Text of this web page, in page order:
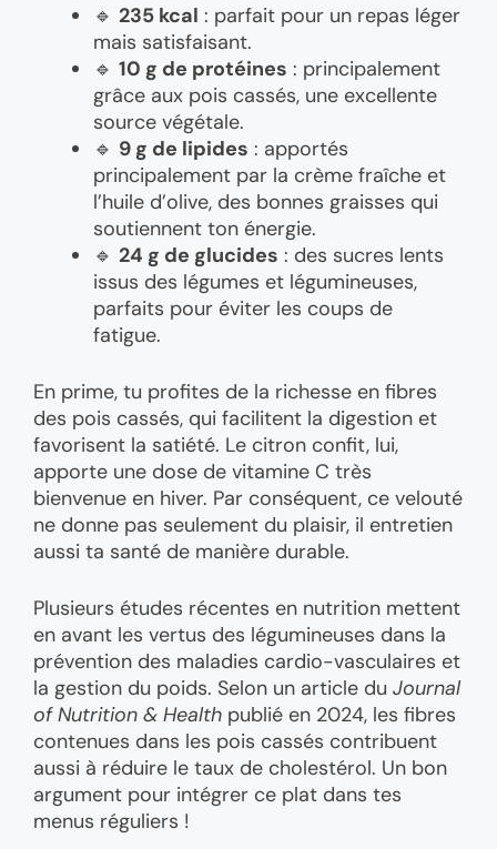
🔹 235 kcal : parfait pour un repas léger
mais satisfaisant.
🔹 10 g de protéines : principalement
grâce aux pois cassés, une excellente
source végétale.
🔹 9 g de lipides : apportés
principalement par la crème fraîche et
l’huile d’olive, des bonnes graisses qui
soutiennent ton énergie.
🔹 24 g de glucides : des sucres lents
issus des légumes et légumineuses,
parfaits pour éviter les coups de
fatigue.
En prime, tu profites de la richesse en fibres
des pois cassés, qui facilitent la digestion et
favorisent la satiété. Le citron confit, lui,
apporte une dose de vitamine C très
bienvenue en hiver. Par conséquent, ce velouté
ne donne pas seulement du plaisir, il entretien
aussi ta santé de manière durable.
Plusieurs études récentes en nutrition mettent
en avant les vertus des légumineuses dans la
prévention des maladies cardio-vasculaires et
la gestion du poids. Selon un article du Journal
of Nutrition & Health publié en 2024, les fibres
contenues dans les pois cassés contribuent
aussi à réduire le taux de cholestérol. Un bon
argument pour intégrer ce plat dans tes
menus réguliers !